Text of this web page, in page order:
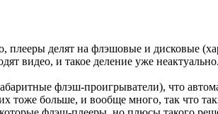
плееры делят на флэшовые и дисковые
видео, и такое деление уже неактуально.
флэш-проигрыватели), что
больше, и вообще много, так что